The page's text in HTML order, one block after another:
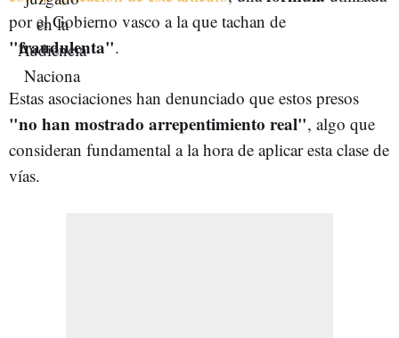
por el Gobierno vasco a la que tachan de
"fraudulenta".
Estas asociaciones han denunciado que estos presos
"no han mostrado arrepentimiento real", algo que
consideran fundamental a la hora de aplicar esta clase de
vías.